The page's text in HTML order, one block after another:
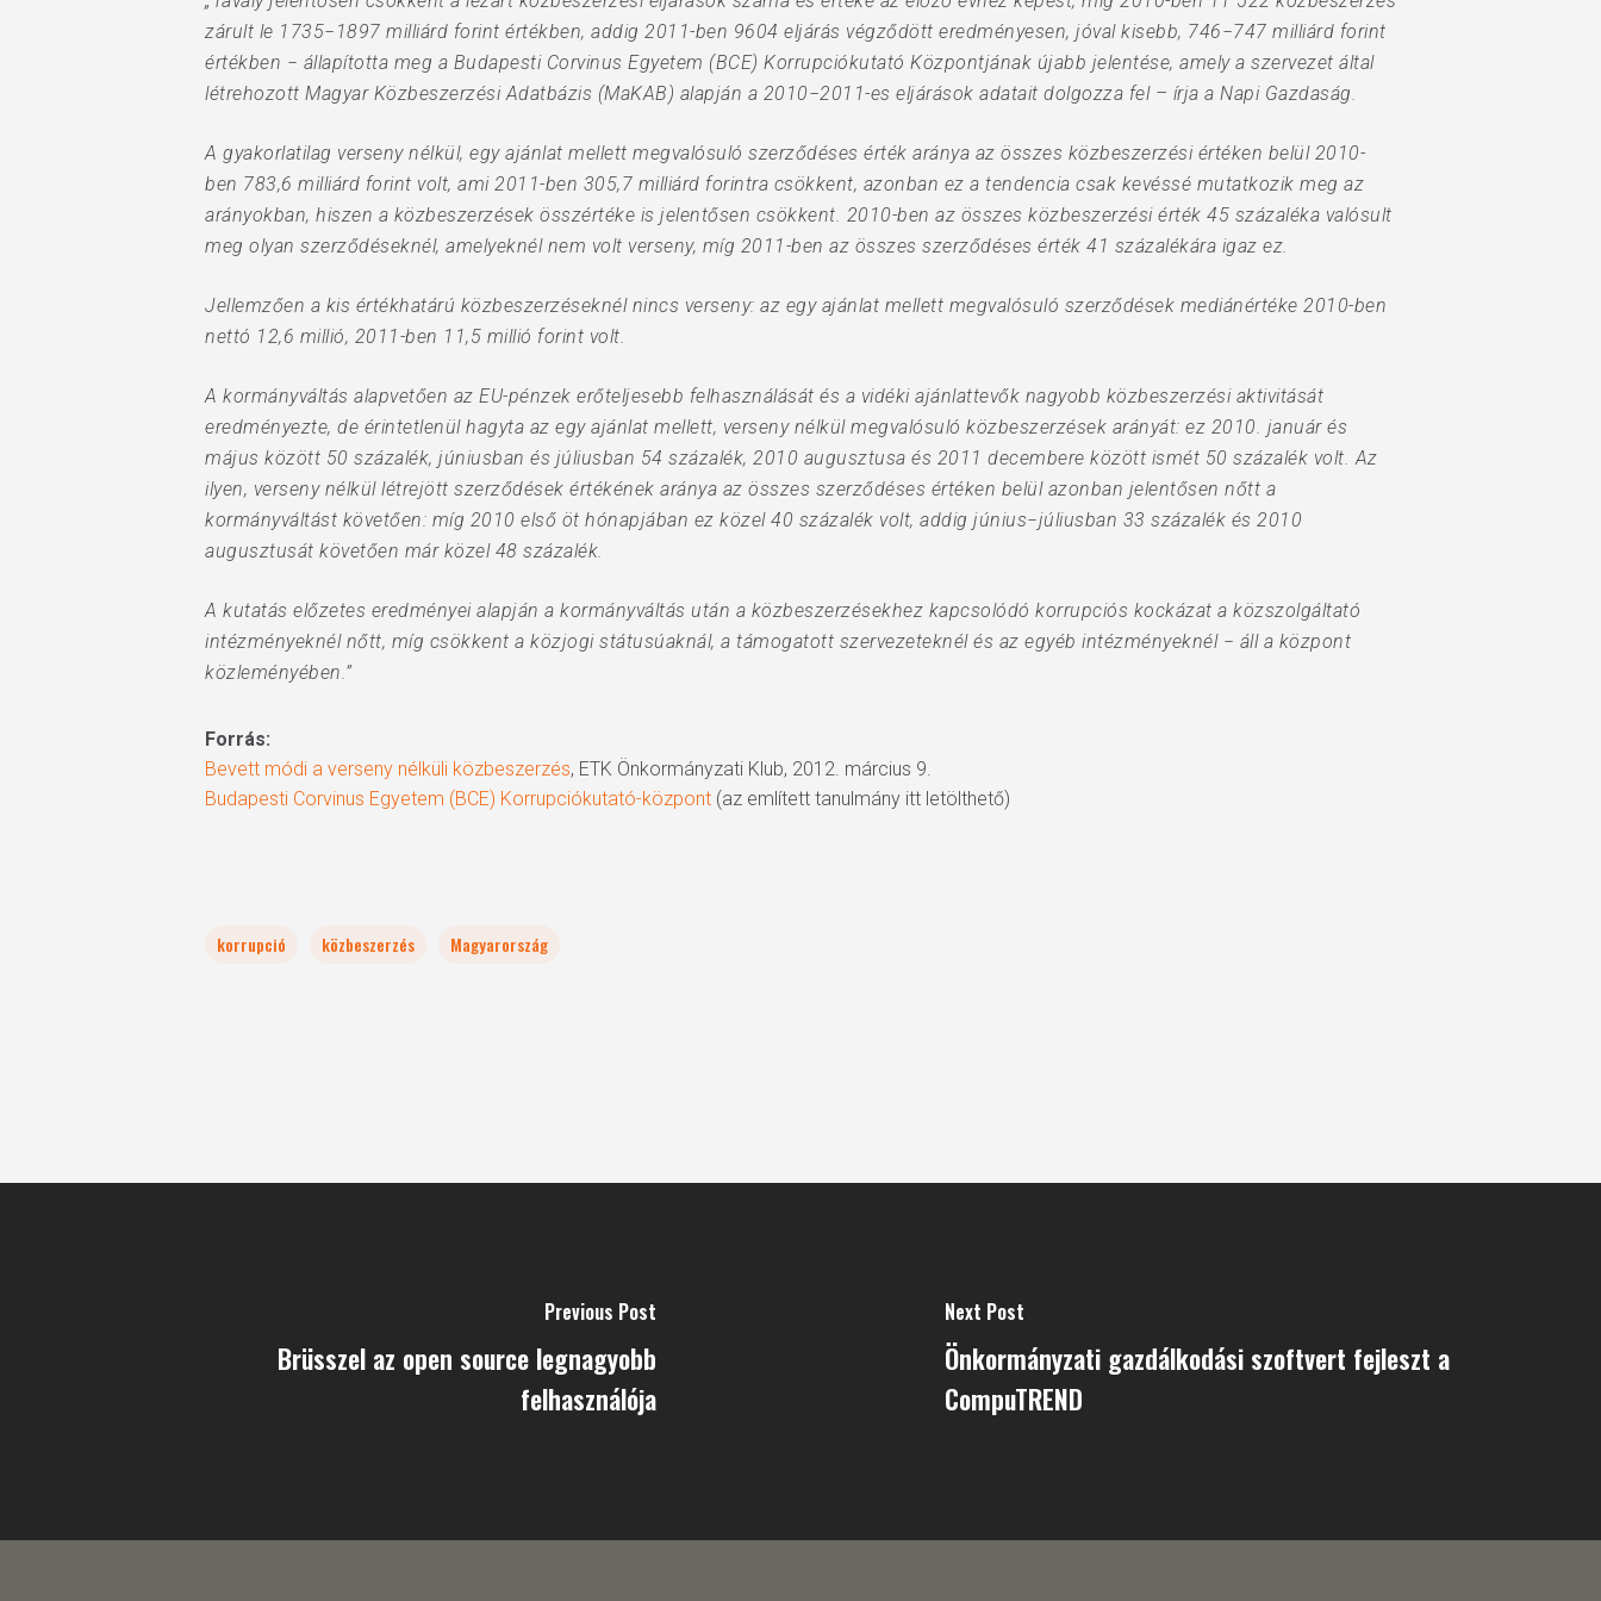
zárult le 1735−1897 milliárd forint értékben, addig 2011-ben 9604 eljárás végződött eredményesen, jóval kisebb, 746−747 milliárd forint
értékben − állapította meg a Budapesti Corvinus Egyetem (BCE) Korrupciókutató Központjának újabb jelentése, amely a szervezet által
létrehozott Magyar Közbeszerzési Adatbázis (MaKAB) alapján a 2010−2011-es eljárások adatait dolgozza fel – írja a Napi Gazdaság.
A gyakorlatilag verseny nélkül, egy ajánlat mellett megvalósuló szerződéses érték aránya az összes közbeszerzési értéken belül 2010-
ben 783,6 milliárd forint volt, ami 2011-ben 305,7 milliárd forintra csökkent, azonban ez a tendencia csak kevéssé mutatkozik meg az
arányokban, hiszen a közbeszerzések összértéke is jelentősen csökkent. 2010-ben az összes közbeszerzési érték 45 százaléka valósult
meg olyan szerződéseknél, amelyeknél nem volt verseny, míg 2011-ben az összes szerződéses érték 41 százalékára igaz ez.
Jellemzően a kis értékhatárú közbeszerzéseknél nincs verseny: az egy ajánlat mellett megvalósuló szerződések mediánértéke 2010-ben
nettó 12,6 millió, 2011-ben 11,5 millió forint volt.
A kormányváltás alapvetően az EU-pénzek erőteljesebb felhasználását és a vidéki ajánlattevők nagyobb közbeszerzési aktivitását
eredményezte, de érintetlenül hagyta az egy ajánlat mellett, verseny nélkül megvalósuló közbeszerzések arányát: ez 2010. január és
május között 50 százalék, júniusban és júliusban 54 százalék, 2010 augusztusa és 2011 decembere között ismét 50 százalék volt. Az
ilyen, verseny nélkül létrejött szerződések értékének aránya az összes szerződéses értéken belül azonban jelentősen nőtt a
kormányváltást követően: míg 2010 első öt hónapjában ez közel 40 százalék volt, addig június−júliusban 33 százalék és 2010
augusztusát követően már közel 48 százalék.
A kutatás előzetes eredményei alapján a kormányváltás után a közbeszerzésekhez kapcsolódó korrupciós kockázat a közszolgáltató
intézményeknél nőtt, míg csökkent a közjogi státusúaknál, a támogatott szervezeteknél és az egyéb intézményeknél − áll a központ
közleményében.”
Forrás:
Bevett módi a verseny nélküli közbeszerzés, ETK Önkormányzati Klub, 2012. március 9.
Budapesti Corvinus Egyetem (BCE) Korrupciókutató-központ (az említett tanulmány itt letölthető)
korrupció közbeszerzés Magyarország
Previous Post
Brüsszel az open source legnagyobb
felhasználója
Next Post
Önkormányzati gazdálkodási szoftvert fejleszt a
CompuTREND